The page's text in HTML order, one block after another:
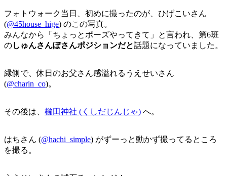
フォトウォーク当日、初めに撮ったのが、ひげこいさん
(@45house_hige) のこの写真。
みんなから「ちょっとポーズやってきて」と言われ、第6班
のしゅんさんぽさんポジションだと話題になっていました。
縁側で、休日のお父さん感溢れるうえせいさん
(@charin_co)。
その後は、 櫛田神社 (くしだじんじゃ) へ。
はちさん (@hachi_simple) がずーっと動かず撮ってるところ
を撮る。